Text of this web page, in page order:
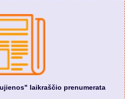
laikraščio prenumerata